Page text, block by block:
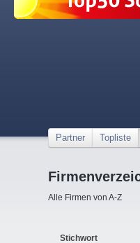
Partner Topliste
Alle Firmen von A-Z
Stichwort